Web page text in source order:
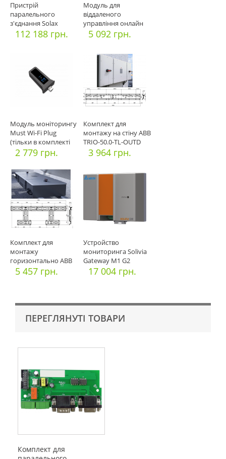
Пристрій
паралельного
з'єднання Solax
Power ProSolax Multi
112 188 грн.
Модуль для
віддаленого
управління онлайн
ДБЖ Logic Power
5 092 грн.
Модуль моніторингу
Must Wi-Fi Plug
(тільки в комплекті
до ін
2 779 грн.
Комплект для
монтажу на стіну ABB
TRIO-50.0-TL-OUTD
Power MO
3 964 грн.
Комплект для
монтажу
горизонтально ABB
TRIO-50.0-TL-OUTD
5 457 грн.
Устройство
мониторинга Solivia
Gateway M1 G2
17 004 грн.
ПЕРЕГЛЯНУТІ ТОВАРИ
Комплект для